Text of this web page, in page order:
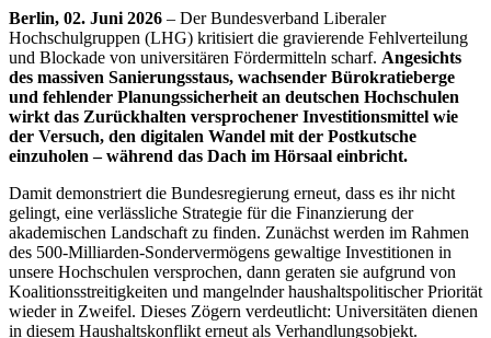
Berlin, 02. Juni 2026 – Der Bundesverband Liberaler
Hochschulgruppen (LHG) kritisiert die gravierende Fehlverteilung
und Blockade von universitären Fördermitteln scharf. Angesichts
des massiven Sanierungsstaus, wachsender Bürokratieberge
und fehlender Planungssicherheit an deutschen Hochschulen
wirkt das Zurückhalten versprochener Investitionsmittel wie
der Versuch, den digitalen Wandel mit der Postkutsche
einzuholen – während das Dach im Hörsaal einbricht.
Damit demonstriert die Bundesregierung erneut, dass es ihr nicht
gelingt, eine verlässliche Strategie für die Finanzierung der
akademischen Landschaft zu finden. Zunächst werden im Rahmen
des 500-Milliarden-Sondervermögens gewaltige Investitionen in
unsere Hochschulen versprochen, dann geraten sie aufgrund von
Koalitionsstreitigkeiten und mangelnder haushaltspolitischer Priorität
wieder in Zweifel. Dieses Zögern verdeutlicht: Universitäten dienen
in diesem Haushaltskonflikt erneut als Verhandlungsobjekt.